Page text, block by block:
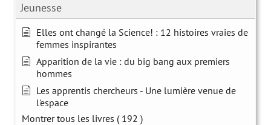
Jeunesse
Elles ont changé la Science! : 12 histoires vraies de
femmes inspirantes
Apparition de la vie : du big bang aux premiers
hommes
Les apprentis chercheurs - Une lumière venue de
l'espace
Montrer tous les livres ( 192 )